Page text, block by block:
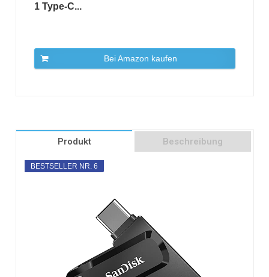
1 Type-C...
Bei Amazon kaufen
Produkt Beschreibung
BESTSELLER NR. 6